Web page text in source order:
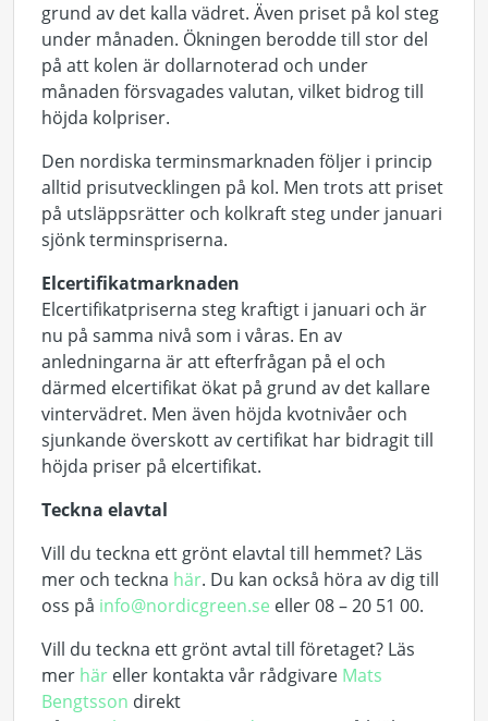
grund av det kalla vädret. Även priset på kol steg
under månaden. Ökningen berodde till stor del
på att kolen är dollarnoterad och under
månaden försvagades valutan, vilket bidrog till
höjda kolpriser.
Den nordiska terminsmarknaden följer i princip
alltid prisutvecklingen på kol. Men trots att priset
på utsläppsrätter och kolkraft steg under januari
sjönk terminspriserna.
Elcertifikatmarknaden
Elcertifikatpriserna steg kraftigt i januari och är
nu på samma nivå som i våras. En av
anledningarna är att efterfrågan på el och
därmed elcertifikat ökat på grund av det kallare
vintervädret. Men även höjda kvotnivåer och
sjunkande överskott av certifikat har bidragit till
höjda priser på elcertifikat.
Teckna elavtal
Vill du teckna ett grönt elavtal till hemmet? Läs
mer och teckna här. Du kan också höra av dig till
oss på info@nordicgreen.se eller 08 – 20 51 00.
Vill du teckna ett grönt avtal till företaget? Läs
mer här eller kontakta vår rådgivare Mats
Bengtsson direkt